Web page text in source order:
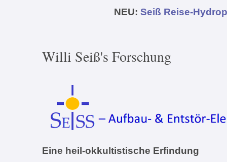
NEU: Seiß Reise-
Willi Seiß's Forschung
Eine heil-okkultistische Erfindung